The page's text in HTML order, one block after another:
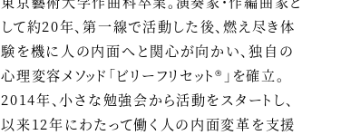
して約20年、第一線で活動した後、燃え尽き体
験を機に人の内面へと関心が向かい、独自の
心理変容メソッド「ビリーフリセット®」を確立。
2014年、小さな勉強会から活動をスタートし、
以来12年にわたって働く人の内面変革を支援